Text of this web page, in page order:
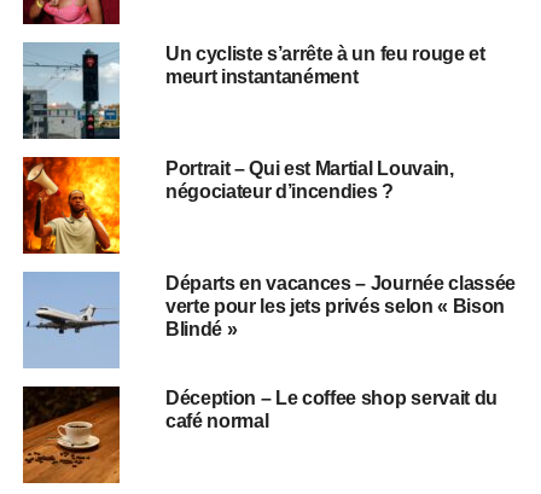
Un cycliste s’arrête à un feu rouge et
meurt instantanément
Portrait – Qui est Martial Louvain,
négociateur d’incendies ?
Départs en vacances – Journée classée
verte pour les jets privés selon « Bison
Blindé »
Déception – Le coffee shop servait du
café normal